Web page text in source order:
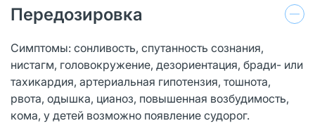
Передозировка
Симптомы: сонливость, спутанность сознания,
нистагм, головокружение, дезориентация, бради- или
тахикардия, артериальная гипотензия, тошнота,
рвота, одышка, цианоз, повышенная возбудимость,
кома, у детей возможно появление судорог.